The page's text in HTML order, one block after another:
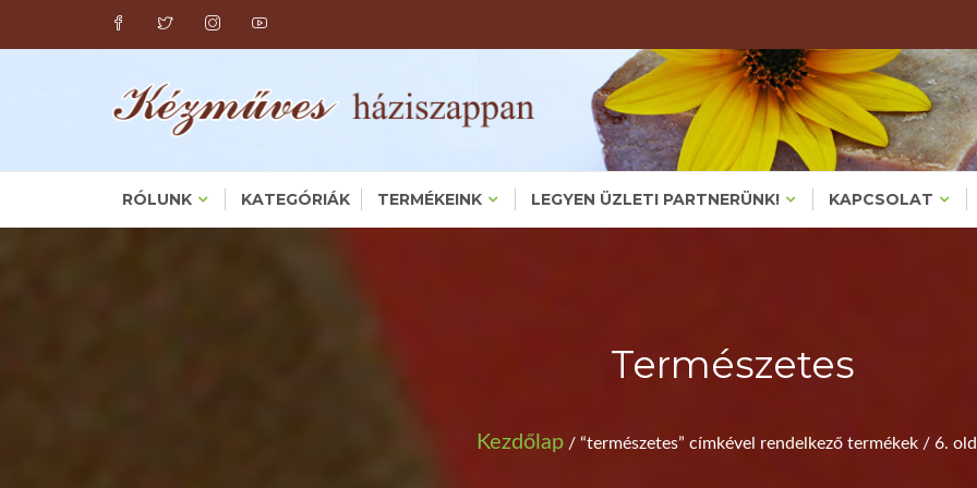
KÉZMŰVES
Valódi, Főzött Növényi Háziszappanok – Bőrproblémákra
RÓLUNK KATEGÓRIÁK TERMÉKEINK LEGYEN ÜZLETI PARTNERÜNK! KAPCSOLAT
Természetes
Kezdőlap/ “természetes” címkével rendelkező termékek / 6.